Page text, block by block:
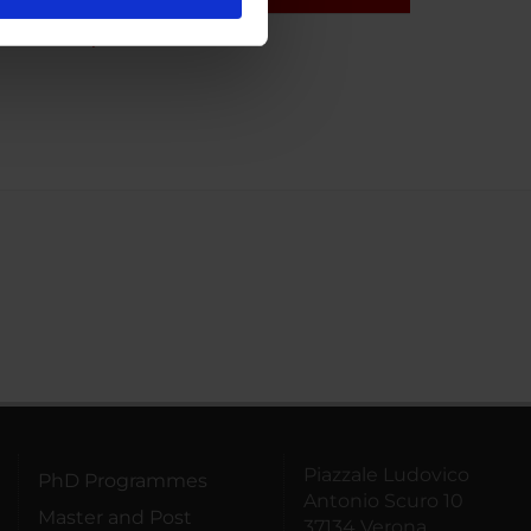
PhD Programmes
Master and Post
Piazzale Ludovico
Antonio Scuro 10